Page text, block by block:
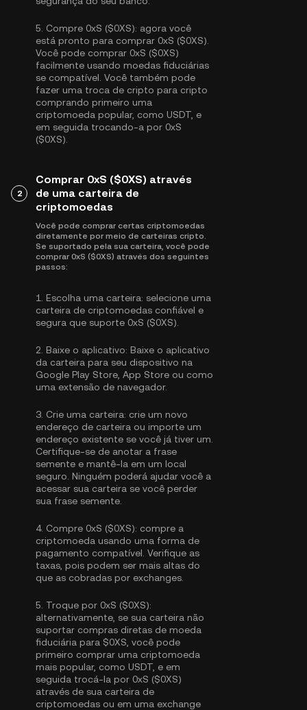
5. Compre 0xS ($0XS): agora você
está pronto para comprar 0xS ($0XS).
Você pode comprar 0xS ($0XS)
facilmente usando moedas fiduciárias
se compatível. Você também pode
fazer uma troca de cripto para cripto
comprando primeiro uma
criptomoeda popular, como USDT , e
em seguida trocando-a por 0xS
($0XS).
2
Comprar 0xS ($0XS) através
de uma carteira de
criptomoedas
Você pode comprar certas criptomoedas
diretamente por meio de carteiras cripto.
Se suportado pela sua carteira, você pode
comprar 0xS ($0XS) através dos seguintes
passos:
1. Escolha uma carteira: selecione uma
carteira de criptomoedas confiável e
segura que suporte 0xS ($0XS).
2. Baixe o aplicativo: Baixe o aplicativo
da carteira para seu dispositivo na
Google Play Store, App Store ou como
uma extensão de navegador.
3. Crie uma carteira: crie um novo
endereço de carteira ou importe um
endereço existente se você já tiver um.
Certifique-se de anotar a frase
semente e mantê-la em um local
seguro. Ninguém poderá ajudar você a
acessar sua carteira se você perder
sua frase semente.
4. Compre 0xS ($0XS): compre a
criptomoeda usando uma forma de
pagamento compatível. Verifique as
taxas, pois podem ser mais altas do
que as cobradas por exchanges.
5. Troque por 0xS ($0XS):
alternativamente, se sua carteira não
suportar compras diretas de moeda
fiduciária para $0XS, você pode
primeiro comprar uma criptomoeda
mais popular, como USDT, e em
seguida trocá-la por 0xS ($0XS)
através de sua carteira de
criptomoedas ou em uma exchange